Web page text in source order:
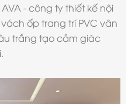
-công ty thiết kế nội
ốp trang trí PVC vân
trắng tạo cảm giác